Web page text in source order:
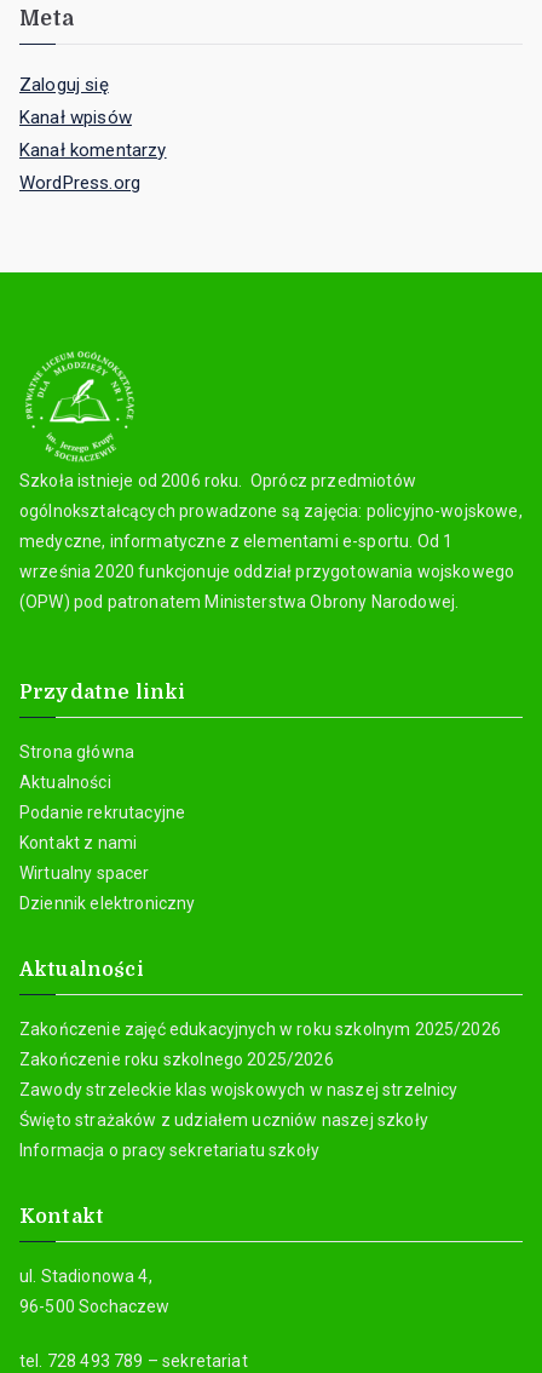
Meta
Zaloguj się
Kanał wpisów
Kanał komentarzy
WordPress.org
Szkoła istnieje od 2006 roku. Oprócz przedmiotów
ogólnokształcących prowadzone są zajęcia: policyjno-wojskowe,
medyczne, informatyczne z elementami e-sportu. Od 1
września 2020 funkcjonuje oddział przygotowania wojskowego
(OPW) pod patronatem Ministerstwa Obrony Narodowej.
Przydatne linki
Strona główna
Aktualności
Podanie rekrutacyjne
Kontakt z nami
Wirtualny spacer
Dziennik elektroniczny
Aktualności
Zakończenie zajęć edukacyjnych w roku szkolnym 2025/2026
Zakończenie roku szkolnego 2025/2026
Zawody strzeleckie klas wojskowych w naszej strzelnicy
Święto strażaków z udziałem uczniów naszej szkoły
Informacja o pracy sekretariatu szkoły
Kontakt
ul. Stadionowa 4,
96-500 Sochaczew
tel. 728 493 789 – sekretariat